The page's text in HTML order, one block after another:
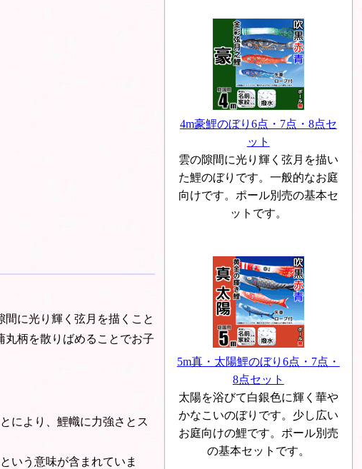
に光り輝く弦月を描くこと
柄を散りばめることでお子
により、鯉幟に力強さとス
いう意味が含まれていま
4m豪鯉のぼり6点・7点・8点セ
ット
雲の隙間に光り輝く弦月を描い
た鯉のぼりです。一般的なお庭
向けです。ポール別売の基本セ
ットです。
5m真・太陽鯉のぼり6点・7点・
8点セット
太陽を浴びて白銀色に輝く華や
かなこいのぼりです。少し広い
お庭向けの鯉です。ポール別売
の基本セットです。